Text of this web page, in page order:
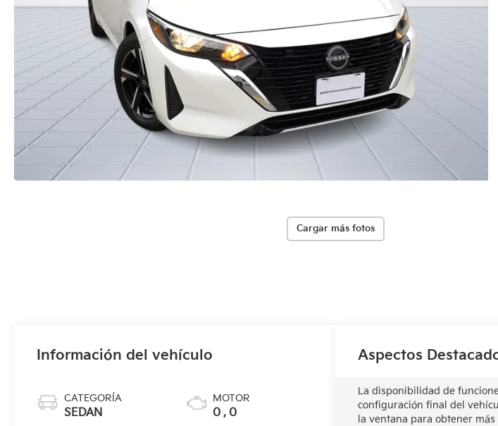
Cargar más fotos
Información del vehículo
CATEGORÍA
SEDAN
MOTOR
0 , 0
Aspectos
La disponibilidad de
configuración final del
la ventana para obtener